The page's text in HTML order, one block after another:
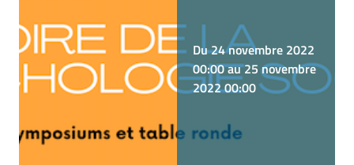
Du 24 novembre 2022
00:00 au 25 novembre
2022 00:00